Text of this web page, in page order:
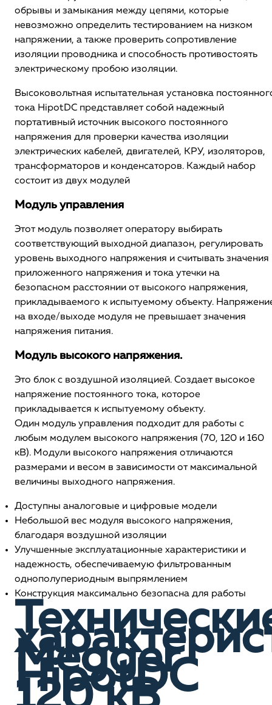
обрывы и замыкания между цепями, которые
невозможно определить тестированием на низком
напряжении, а также проверить сопротивление
изоляции проводника и способность противостоять
электрическому пробою изоляции.
Высоковольтная испытательная установка
тока HipotDC представляет собой надежный
портативный источник высокого постоянного
напряжения для проверки качества изоляции
электрических кабелей, двигателей, КРУ, изоляторов,
трансформаторов и конденсаторов. Каждый набор
состоит из двух модулей
Модуль управления
Этот модуль позволяет оператору выбирать
соответствующий выходной диапазон, регулировать
уровень выходного напряжения и считывать значения
приложенного напряжения и тока утечки на
безопасном расстоянии от высокого напряжения,
прикладываемого к испытуемому объекту.
на входе/выходе модуля не превышает значения
напряжения питания.
Модуль высокого напряжения.
Это блок с воздушной изоляцией. Создает высокое
напряжение постоянного тока, которое
прикладывается к испытуемому объекту.
Один модуль управления подходит для работы с
любым модулем высокого напряжения (70, 120 и 160
кВ). Модули высокого напряжения отличаются
размерами и весом в зависимости от максимальной
величины выходного напряжения.
Доступны аналоговые и цифровые модели
Небольшой вес модуля высокого напряжения,
благодаря воздушной изоляции
Улучшенные эксплуатационные характеристики и
надежность, обеспечиваемую фильтрованным
однополупериодным выпрямлением
Конструкция максимально безопасна для работы
Megger
HipotDC